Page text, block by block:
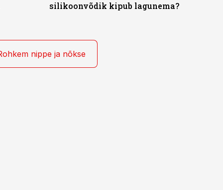
silikoonvõdik kipub lagunema?
nippe ja nõkse